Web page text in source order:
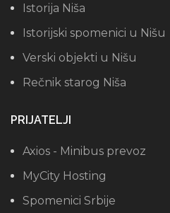
Istorija Niša
Istorijski spomenici u Nišu
Verski objekti u Nišu
Rečnik starog Niša
PRIJATELJI
Axios - Minibus prevoz
MyCity Hosting
Spomenici Srbije